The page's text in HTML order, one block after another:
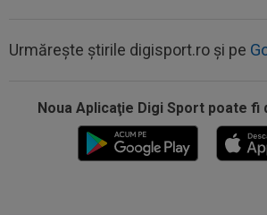
Urmărește știrile digisport.ro și pe
Noua Aplicaţie Digi Sport poate fi
Primul jucător OUT de la CFR